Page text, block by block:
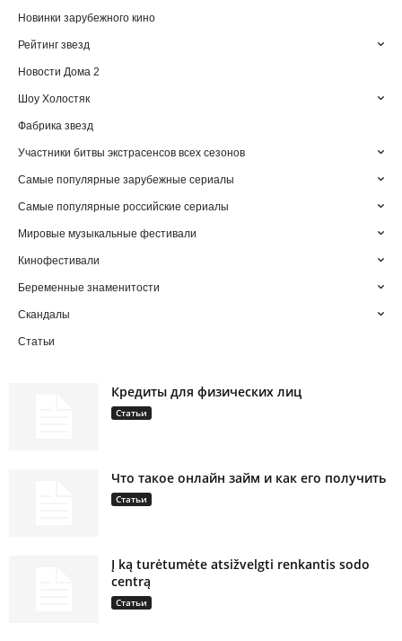
Новинки зарубежного кино
Рейтинг звезд
Новости Дома 2
Шоу Холостяк
Фабрика звезд
Участники битвы экстрасенсов всех сезонов
Самые популярные зарубежные сериалы
Самые популярные российские сериалы
Мировые музыкальные фестивали
Кинофестивали
Беременные знаменитости
Скандалы
Статьи
Кредиты для физических лиц
Статьи
Что такое онлайн займ и как его получить
Статьи
Į ką turėtumėte atsižvelgti renkantis sodo
centrą
Статьи